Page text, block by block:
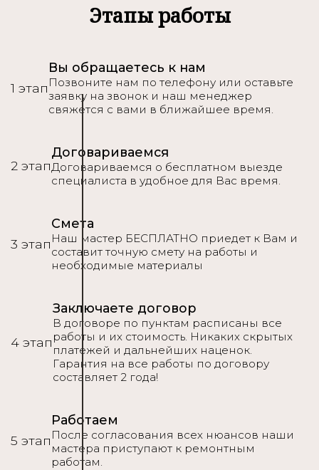
Подробнее
Этапы работы
1 этап
Вы обращаетесь к нам
Позвоните нам по телефону или оставьте
заявку на звонок и наш менеджер
свяжется с вами в ближайшее время.
2 этап
Договариваемся
Договариваемся о бесплатном выезде
специалиста в удобное для Вас время.
3 этап
Смета
Наш мастер БЕСПЛАТНО приедет к Вам и
составит точную смету на работы и
необходимые материалы
4 этап
Заключаете договор
В договоре по пунктам расписаны все
работы и их стоимость. Никаких скрытых
платежей и дальнейших наценок.
Гарантия на все работы по договору
составляет 2 года!
5 этап
Работаем
После согласования всех нюансов наши
мастера приступают к ремонтным
работам.